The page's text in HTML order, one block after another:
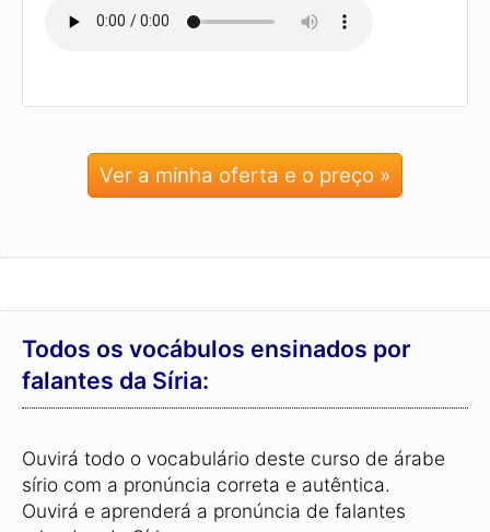
Ver a minha oferta e o preço »
Todos os vocábulos ensinados por
falantes da Síria:
Ouvirá todo o vocabulário deste curso de árabe
sírio com a pronúncia correta e autêntica.
Ouvirá e aprenderá a pronúncia de falantes